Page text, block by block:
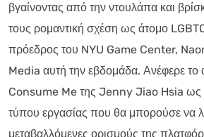
βγαίνοντας από την ντουλάπα και
τους ρομαντική σχέση ως άτομο
πρόεδρος του NYU Game Center,
Media αυτή την εβδομάδα. Ανέφερε το
Consume Me της Jenny Jiao Hsia ως
τύπου εργασίας που θα μπορούσε να
μεταβαλλόμενες ορισμούς της